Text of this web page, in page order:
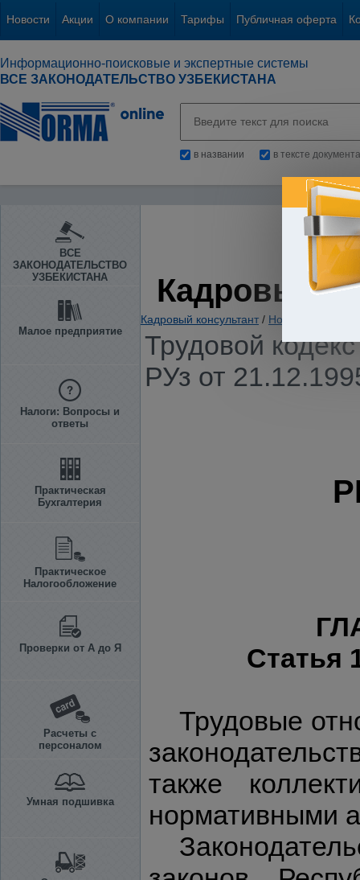
Новости Акции О компании Тарифы Публичная оферта
Информационно-поисковые и экспертные системы
ВСЕ ЗАКОНОДАТЕЛЬСТВО УЗБЕКИСТАНА
в названии в тексте документа
ВСЕ
ЗАКОНОДАТЕЛЬСТВО
УЗБЕКИСТАНА
Малое предприятие
Налоги: Вопросы и
ответы
Практическая
Бухгалтерия
Практическое
Налогообложение
Проверки от А до Я
Расчеты с
персоналом
Умная подшивка
Кадровый
Кадровый консультант / Нормативно-
Трудовой
РУз от
Статья
Трудовые
также
нормативными